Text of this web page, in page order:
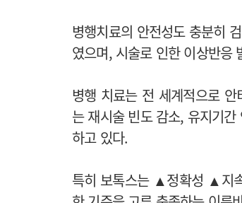
병행치료의 안전성도 충분히
였으며, 시술로 인한 이상반응
병행 치료는 전 세계적으로
는 재시술 빈도 감소, 유지기
하고 있다.
특히 보톡스는 ▲정확성 ▲지